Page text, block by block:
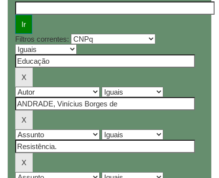
Filtros correntes: